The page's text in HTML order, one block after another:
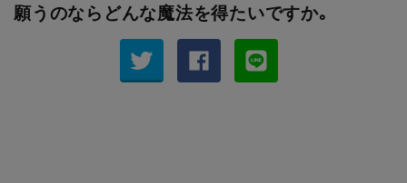
願うのならどんな魔法を得たいですか｡